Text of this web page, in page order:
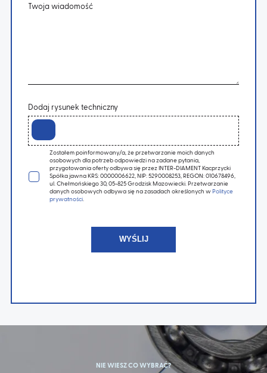
Twoja wiadomość
Dodaj rysunek techniczny
Zostałem poinformowany/a, że przetwarzanie moich danych
osobowych dla potrzeb odpowiedzi na zadane pytania,
przygotowania oferty odbywa się przez INTER-DIAMENT Kacprzycki
Spółka jawna KRS: 0000006622, NIP: 5290008253, REGON: 010678496,
ul. Chełmońskiego 30, 05-825 Grodzisk Mazowiecki. Przetwarzanie
danych osobowych odbywa się na zasadach określonych w Polityce
prywatności.
NIE WIESZ CO WYBRAĆ?